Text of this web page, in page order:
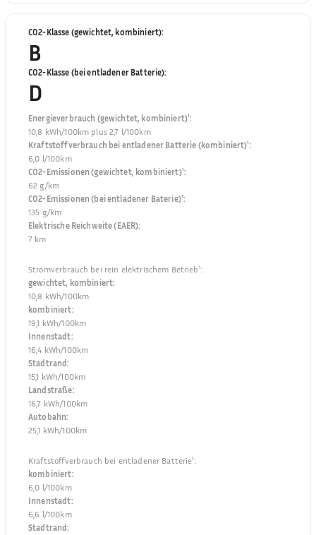
CO2-Klasse (gewichtet, kombiniert):
B
CO2-Klasse (bei entladener Batterie):
D
Energieverbrauch (gewichtet, kombiniert)¹:
10,8 kWh/100km plus 2,7 l/100km
Kraftstoffverbrauch bei entladener Batterie (kombiniert)¹:
6,0 l/100km
CO2-Emissionen (gewichtet, kombiniert)¹:
62 g/km
CO2-Emissionen (bei entladener Baterie)¹:
135 g/km
Elektrische Reichweite (EAER):
7 km
Stromverbrauch bei rein elektrischem Betrieb¹:
gewichtet, kombiniert:
10,8 kWh/100km
kombiniert:
19,1 kWh/100km
Innenstadt:
16,4 kWh/100km
Stadtrand:
15,1 kWh/100km
Landstraße:
16,7 kWh/100km
Autobahn:
25,1 kWh/100km
Kraftstoffverbrauch bei entladener Batterie¹:
kombiniert:
6,0 l/100km
Innenstadt:
6,6 l/100km
Stadtrand: